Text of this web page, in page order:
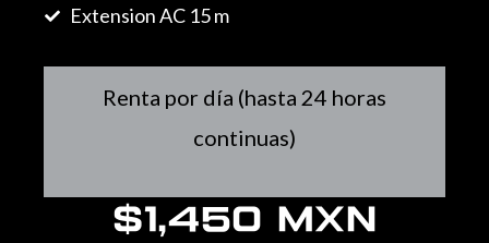
Extension AC 15 m
Renta por día (hasta 24 horas
continuas)
$1,450 MXN